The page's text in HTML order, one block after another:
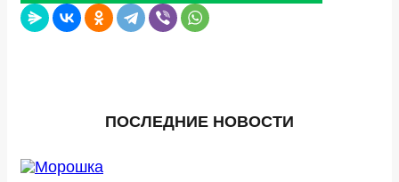
ПОСЛЕДНИЕ НОВОСТИ